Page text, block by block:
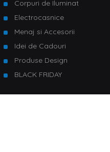
Corpuri de Iluminat
Electrocasnice
Menaj si Accesorii
Idei de Cadouri
Produse Design
BLACK FRIDAY